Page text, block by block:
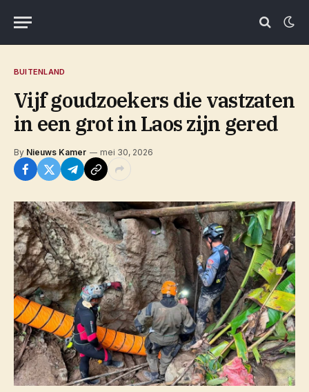
BUITENLAND
Vijf goudzoekers die vastzaten
in een grot in Laos zijn gered
By Nieuws Kamer mei 30, 2026